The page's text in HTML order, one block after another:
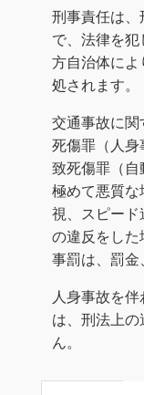
刑事責任は、
で、法律を
方自治体によ
処されます。
交通事故に
死傷罪（人
致死傷罪（自
極めて悪質
視、スピー
の違反をした
事罰は、罰金
人身事故を
は、刑法上
ん。